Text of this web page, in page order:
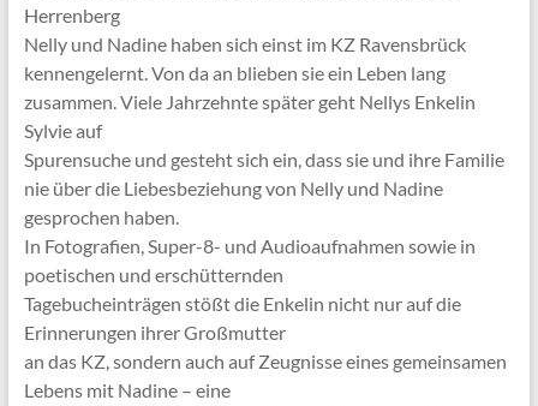
Herrenberg
Nelly und Nadine haben sich einst im KZ Ravensbrück
kennengelernt. Von da an blieben sie ein Leben lang
zusammen. Viele Jahrzehnte später geht Nellys Enkelin
Sylvie auf
Spurensuche und gesteht sich ein, dass sie und ihre Familie
nie über die Liebesbeziehung von Nelly und Nadine
gesprochen haben.
In Fotografien, Super-8- und Audioaufnahmen sowie in
poetischen und erschütternden
Tagebucheinträgen stößt die Enkelin nicht nur auf die
Erinnerungen ihrer Großmutter
an das KZ, sondern auch auf Zeugnisse eines gemeinsamen
Lebens mit Nadine – eine